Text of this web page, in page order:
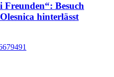
Freunden“: Besuch
hinterlässt